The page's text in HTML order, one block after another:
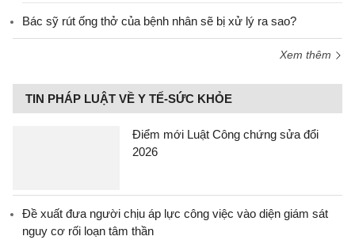
Bác sỹ rút ống thở của bệnh nhân sẽ bị xử lý ra sao?
Xem thêm
TIN PHÁP LUẬT VỀ Y TẾ-SỨC KHỎE
Điểm mới Luật Công chứng sửa đổi
2026
Đề xuất đưa người chịu áp lực công việc vào diện giám sát
nguy cơ rối loạn tâm thần